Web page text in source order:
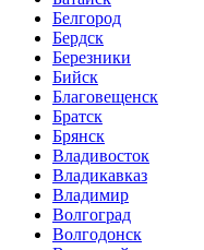
Белгород
Бердск
Березники
Бийск
Благовещенск
Братск
Брянск
Владивосток
Владикавказ
Владимир
Волгоград
Волгодонск